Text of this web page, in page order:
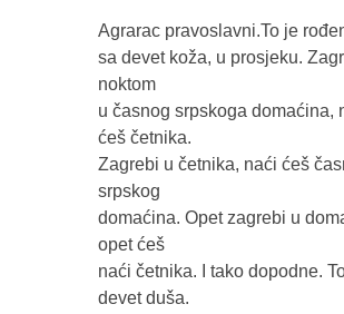
Agrarac pravoslavni.To je
sa devet koža, u prosjeku.
noktom
u časnog srpskoga domaćina,
ćeš četnika.
Zagrebi u četnika, naći ćeš
srpskog
domaćina. Opet zagrebi u
opet ćeš
naći četnika. I tako dopodne.
devet duša.